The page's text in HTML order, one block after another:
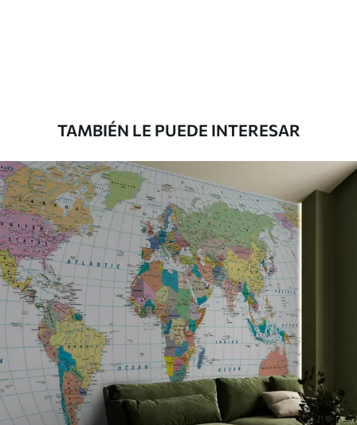
199833.33119900.00$/m²
TAMBIÉN LE PUEDE INTERESAR